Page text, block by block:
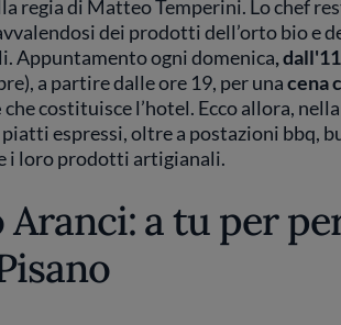
regia di Matteo Temperini. Lo chef
dei prodotti dell’orto bio e
Appuntamento ogni domenica,
a partire dalle ore 19, per unacena
che costituisce l’hotel. Ecco allora,
espressi, oltre a postazioni bbq,
i loro prodotti artigianali.
Aranci: a tu per